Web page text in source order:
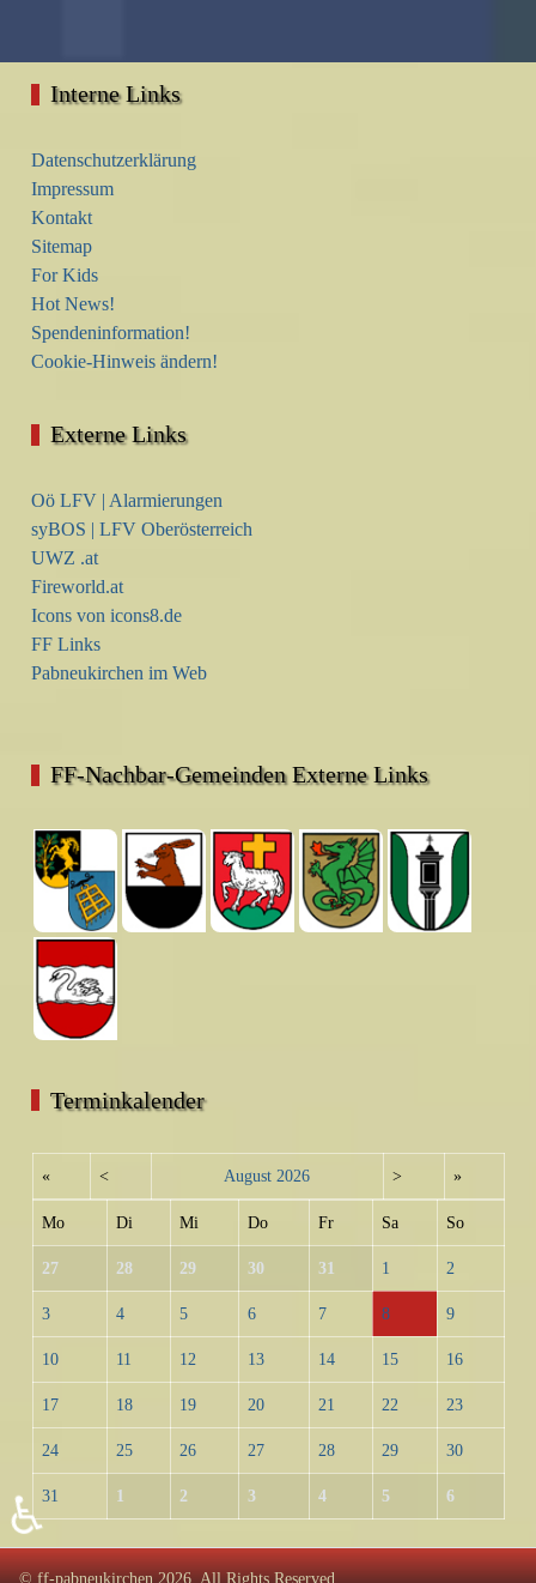
Interne Links
Datenschutzerklärung
Impressum
Kontakt
Sitemap
For Kids
Hot News!
Spendeninformation!
Cookie-Hinweis ändern!
Externe Links
Oö LFV | Alarmierungen
syBOS | LFV Oberösterreich
UWZ .at
Fireworld.at
Icons von icons8.de
FF Links
Pabneukirchen im Web
FF-Nachbar-Gemeinden Externe Links
Terminkalender
« < August 2026 > »
Mo Di Mi Do Fr Sa So
27 28 29 30 31 1 2
3 4 5 6 7 8 9
10 11 12 13 14 15 16
17 18 19 20 21 22 23
24 25 26 27 28 29 30
31 1 2 3 4 5 6
© ff-pabneukirchen 2026, All Rights Reserved